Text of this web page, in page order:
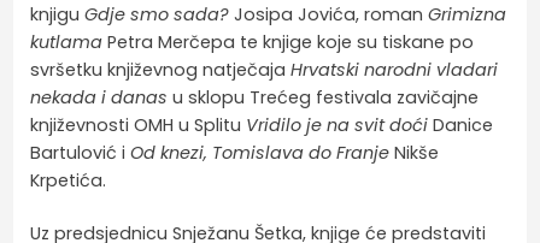
knjiguGdje smo sada?Josipa Jovića, romanGrimizna
kutlama Petra Merčepa te knjige koje su tiskane po
svršetku književnog natječajaHrvatski narodni vladari
nekada i danas u sklopu Trećeg festivala zavičajne
književnosti OMH u Splitu Vridilo je na svit doći Danice
Bartulović iOd knezi, Tomislava do Franje Nikše
Krpetića.
Uz predsjednicu Snježanu Šetka, knjige će predstaviti